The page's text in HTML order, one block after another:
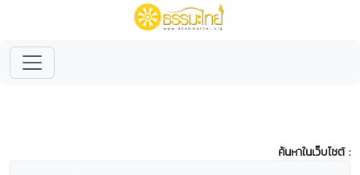
ค้นหาในเว็บไซต์ :